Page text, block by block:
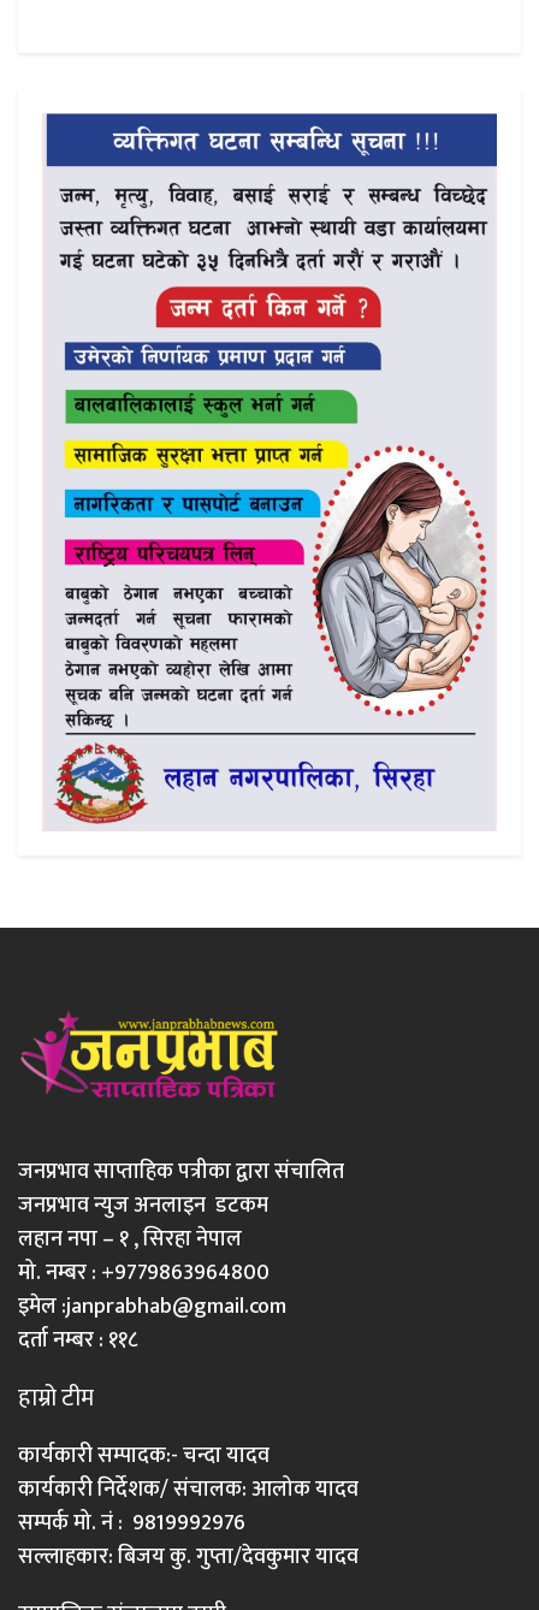
जनप्रभाव साप्ताहिक पत्रीका द्वारा संचालित
जनप्रभाव न्युज अनलाइन डटकम
लहान नपा – १ , सिरहा नेपाल
मो. नम्बर : +9779863964800
इमेल :janprabhab@gmail.com
दर्ता नम्बर : ११८
हाम्रो टीम
कार्यकारी सम्पादक:- चन्दा यादव
कार्यकारी निर्देशक/ संचालक: आलोक यादव
सम्पर्क मो. नं : 9819992976
सल्लाहकार: बिजय कु. गुप्ता/देवकुमार यादव